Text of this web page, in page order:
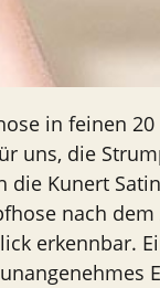
in feinen
uns, die
die Kunert
nach
erkennbar.